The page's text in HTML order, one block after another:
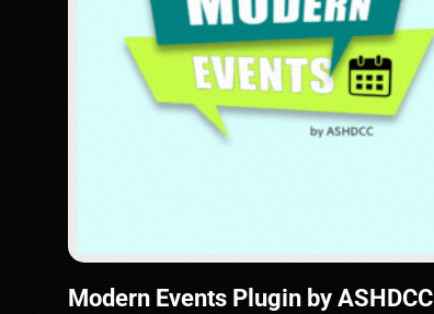
Modern Events Plugin by ASHDCC